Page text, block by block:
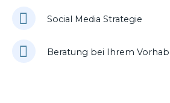
Social Media Strategie
Beratung bei Ihrem